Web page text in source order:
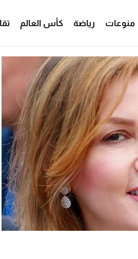
منوعات رياضة كأس العالم